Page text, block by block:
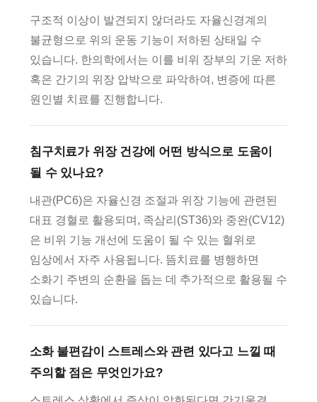
구조적 이상이 발견되지 않더라도 자율신경계의
불균형으로 위의 운동 기능이 저하된 상태일 수
있습니다. 한의학에서는 이를 비위 장부의 기운 저하
혹은 간기의 위장 압박으로 파악하여, 변증에 따른
원인별 치료를 진행합니다.
침구치료가 위장 건강에 어떤 방식으로 도움이
될 수 있나요?
내관(PC6)은 자율신경 조절과 위장 기능에 관련된
대표 경혈로 활용되며, 족삼리(ST36)와 중완(CV12)
은 비위 기능 개선에 도움이 될 수 있는 혈위로
임상에서 자주 사용됩니다. 뜸치료를 병행하면
소화기 주변의 순환을 돕는 데 추가적으로 활용될 수
있습니다.
소화 불편감이 스트레스와 관련 있다고 느낄 때
주의할 점은 무엇인가요?